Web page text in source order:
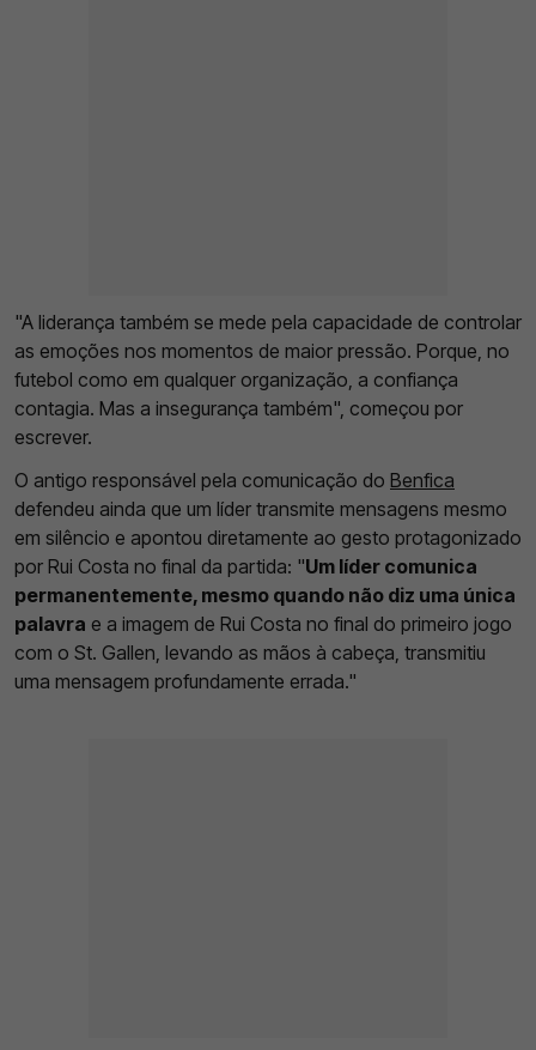
"A liderança também se mede pela capacidade de controlar
as emoções nos momentos de maior pressão. Porque, no
futebol como em qualquer organização, a confiança
contagia. Mas a insegurança também", começou por
escrever.
O antigo responsável pela comunicação do Benfica
defendeu ainda que um líder transmite mensagens mesmo
em silêncio e apontou diretamente ao gesto protagonizado
por Rui Costa no final da partida: "Um líder comunica
permanentemente, mesmo quando não diz uma única
palavra e a imagem de Rui Costa no final do primeiro jogo
com o St. Gallen, levando as mãos à cabeça, transmitiu
uma mensagem profundamente errada."